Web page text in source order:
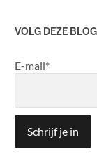
VOLG DEZE
E-mail*